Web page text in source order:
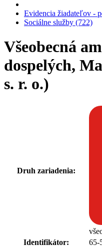
Evidencia žiadateľov -
Sociálne služby (722)
Všeobecná
dospelých,
s. r. o.)
Druh zariadenia:
Identifikátor:
65-